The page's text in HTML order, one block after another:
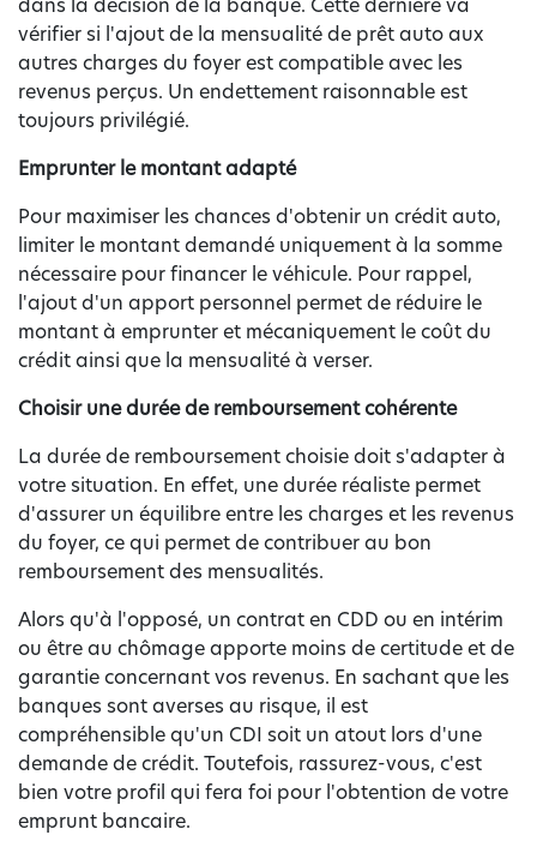
vérifier si l'ajout de la mensualité de prêt auto aux
autres charges du foyer est compatible avec les
revenus perçus. Un endettement raisonnable est
toujours privilégié.
Emprunter le montant adapté
Pour maximiser les chances d'obtenir un crédit auto,
limiter le montant demandé uniquement à la somme
nécessaire pour financer le véhicule. Pour rappel,
l'ajout d'un apport personnel permet de réduire le
montant à emprunter et mécaniquement le coût du
crédit ainsi que la mensualité à verser.
Choisir une durée de remboursement cohérente
La durée de remboursement choisie doit s'adapter à
votre situation. En effet, une durée réaliste permet
d'assurer un équilibre entre les charges et les revenus
du foyer, ce qui permet de contribuer au bon
remboursement des mensualités.
Alors qu'à l'opposé, un contrat en CDD ou en intérim
ou être au chômage apporte moins de certitude et de
garantie concernant vos revenus. En sachant que les
banques sont averses au risque, il est
compréhensible qu'un CDI soit un atout lors d'une
demande de crédit. Toutefois, rassurez-vous, c'est
bien votre profil qui fera foi pour l'obtention de votre
emprunt bancaire.